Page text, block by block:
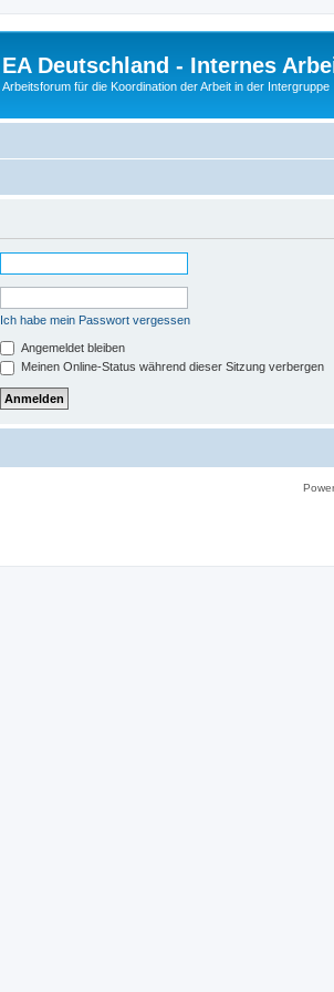
EA Deutschland - Internes
Arbeitsforum für die Koordination der Arbeit in der Intergruppe
Ich habe mein Passwort vergessen
Angemeldet bleiben
Meinen Online-Status während dieser Sitzung verbergen